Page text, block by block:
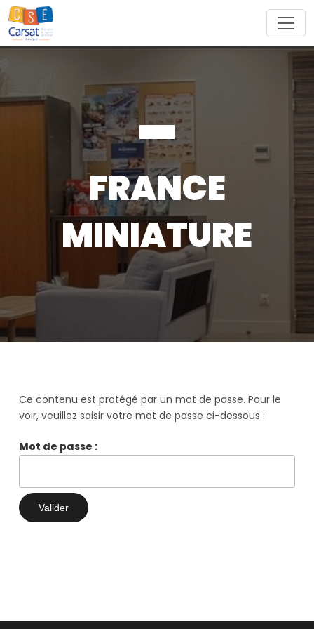
Skip
to
content
FRANCE
MINIATURE
Ce contenu est protégé par un mot de passe. Pour le
voir, veuillez saisir votre mot de passe ci-dessous :
Mot de passe :